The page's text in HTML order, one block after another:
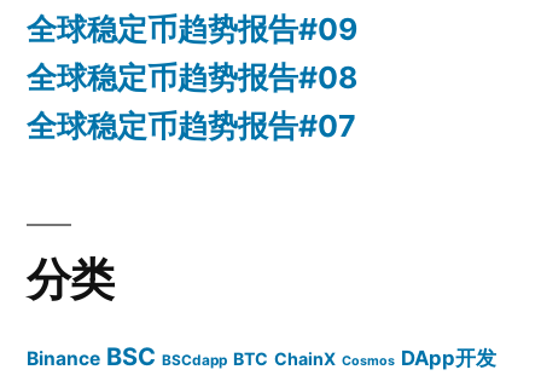
全球稳定币趋势报告#09
全球稳定币趋势报告#08
全球稳定币趋势报告#07
分类
Binance BSC BSCdapp BTC ChainX Cosmos DApp开发